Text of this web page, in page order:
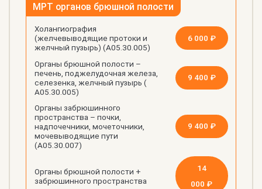
МРТ органов брюшной полости
Холангиография
(желчевыводящие протоки и
желчный пузырь) (А05.30.005)
6 000 ₽
Органы брюшной полости –
печень, поджелудочная железа,
селезенка, желчный пузырь (
А05.30.005)
9 400 ₽
Органы забрюшинного
пространства – почки,
надпочечники, мочеточники,
мочевыводящие пути
(А05.30.007)
9 400 ₽
Органы брюшной полости +
забрюшинного пространства
14
000 ₽